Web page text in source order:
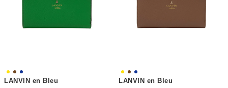
LANVIN en Bleu LANVIN en Bleu